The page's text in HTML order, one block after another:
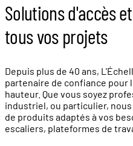
Solutions d'accès
tous vos projets
Depuis plus de 40 ans,
partenaire de confiance pour
hauteur. Que vous soyez
industriel, ou particulier,
de produits adaptés à vos
escaliers, plateformes de